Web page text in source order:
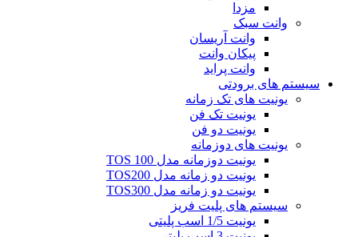
مزدا
وانت سبک
وانت آریسان
پیکان وانت
وانت پراید
سیستم های برودتی
یونیت های تک زمانه
یونیت تک فن
یونیت دو فن
یونیت های دوزمانه
یونیت دوزمانه مدل TOS 100
یونیت دو زمانه مدل TOS200
یونیت دو زمانه مدل TOS300
سیستم های پلیت فریز
یونیت 1/5 اسب پلیتی